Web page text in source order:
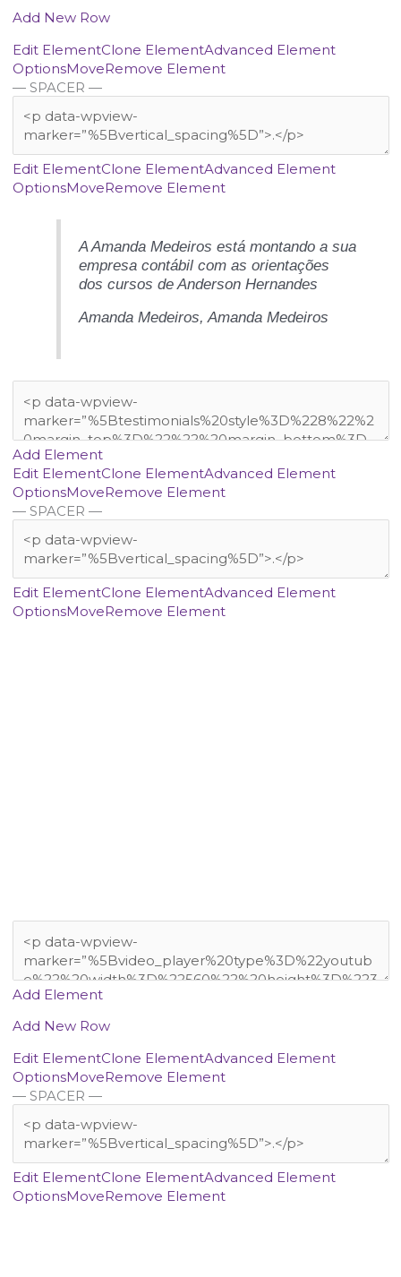
Add New Row
Edit ElementClone ElementAdvanced Element
OptionsMoveRemove Element
— SPACER —
Edit ElementClone ElementAdvanced Element
OptionsMoveRemove Element
A Amanda Medeiros está montando a sua
empresa contábil com as orientações
dos cursos de Anderson Hernandes
Amanda Medeiros, Amanda Medeiros
Add Element
Edit ElementClone ElementAdvanced Element
OptionsMoveRemove Element
— SPACER —
Edit ElementClone ElementAdvanced Element
OptionsMoveRemove Element
Add Element
Add New Row
Edit ElementClone ElementAdvanced Element
OptionsMoveRemove Element
— SPACER —
Edit ElementClone ElementAdvanced Element
OptionsMoveRemove Element